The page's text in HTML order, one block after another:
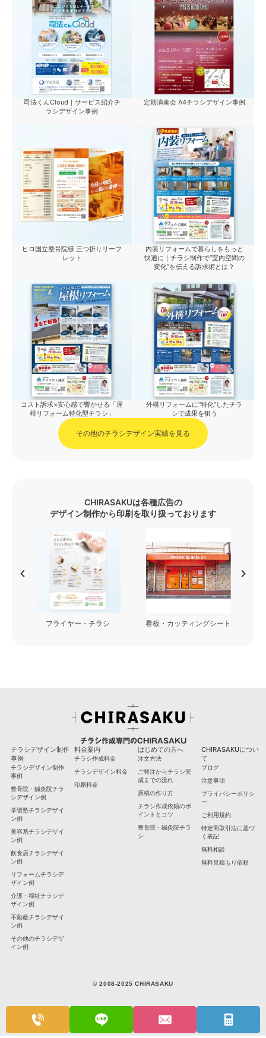
司法くんCloud｜サービス紹介チ
ラシデザイン事例
定期演奏会 A4チラシデザイン事例
ヒロ国立整骨院様 三つ折りリーフ
レット
内装リフォームで暮らしをもっと
快適に｜チラシ制作で“室内空間の
変化”を伝える訴求術とは？
コスト訴求×安心感で響かせる「屋
根リフォーム特化型チラシ」
外構リフォームに“特化”したチラ
シで成果を狙う
その他のチラシデザイン実績を見る
CHIRASAKUは各種広告の
デザイン制作から印刷を取り扱っております
フライヤー・チラシ 看板・カッティングシート
チラシ作成専門のCHIRASAKU
チラシデザイン制作
事例
チラシデザイン制作
事例
整骨院・鍼灸院チラ
シデザイン例
学習塾チラシデザイ
ン例
美容系チラシデザイ
ン例
飲食店チラシデザイ
ン例
リフォームチラシデ
ザイン例
介護・福祉チラシデ
ザイン例
不動産チラシデザイ
ン例
その他のチラシデザ
イン例
料金案内
チラシ作成料金
チラシデザイン料金
印刷料金
はじめての方へ
注文方法
ご発注からチラシ完
成までの流れ
原稿の作り方
チラシ作成依頼のポ
イントとコツ
整骨院・鍼灸院チラ
シ
CHIRASAKUについ
て
ブログ
注意事項
プライバシーポリシ
ー
ご利用規約
特定商取引法に基づ
く表記
無料相談
無料見積もり依頼
© 2008-2025 CHIRASAKU